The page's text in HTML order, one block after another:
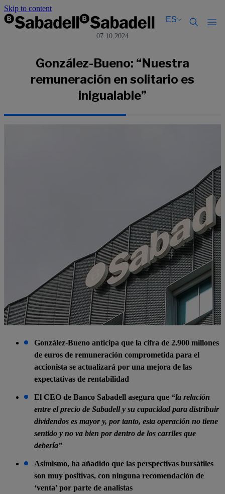
Skip to content
ES
English
Español
English
Español
07.10.2024
González-Bueno: “Nuestra
remuneración en solitario es
inigualable”
González-Bueno anticipa que la cifra de 2.900 millones
de euros de remuneración comprometida para el
accionista se actualizará por una mejora de las
expectativas de rentabilidad
El CEO de Banco Sabadell asegura que “la relación
entre el precio de Sabadell y su capacidad para distribuir
dividendos es mayor y, por tanto, esta operación no tiene
sentido y no va bien por dentro de los carriles que
debería”
Asimismo, ha añadido que las perspectivas bursátiles
son muy positivas, con ninguna recomendación de
‘venta’ por parte de analistas